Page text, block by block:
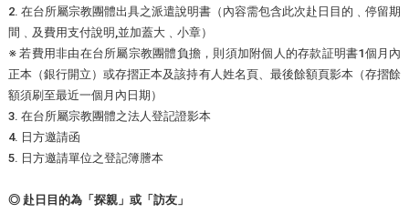
2. 在台所屬宗教團體出具之派遣說明書（內容需包含此次赴日目的﹑停留期
間﹑及費用支付說明,並加蓋大﹑小章）
※ 若費用非由在台所屬宗教團體負擔，則須加附個人的存款証明書1個月內
正本（銀行開立）或存摺正本及該持有人姓名頁、最後餘額頁影本（存摺餘
額須刷至最近一個月內日期）
3. 在台所屬宗教團體之法人登記證影本
4. 日方邀請函
5. 日方邀請單位之登記簿謄本
◎ 赴日目的為「探親」或「訪友」